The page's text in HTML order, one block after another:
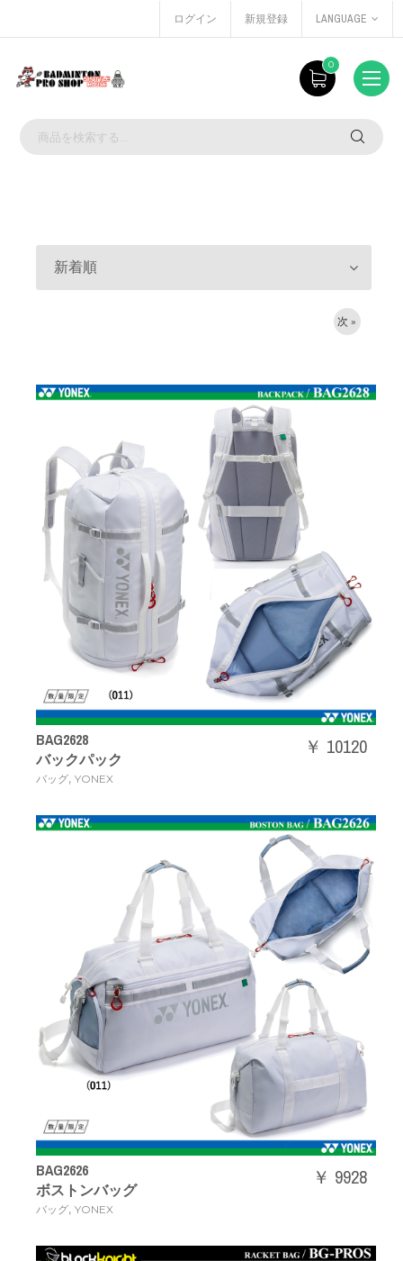
ログイン 新規登録 LANGUAGE
0
新着順
次 »
BAG2628
バックパック
バッグ, YONEX
￥ 10120
BAG2626
ボストンバッグ
バッグ, YONEX
￥ 9928